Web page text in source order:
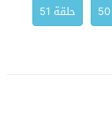
حلقة 51